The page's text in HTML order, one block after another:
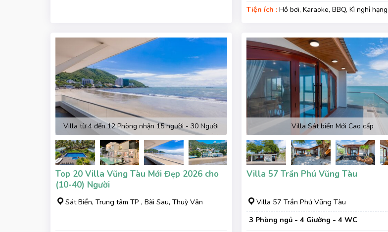
Tiện ích :Hồ bơi, Karaoke, BBQ, Kì nghỉ
Villa từ 4 đến 12 Phòng nhận 15 người - 30 Người
Top 20 Villa Vũng Tàu Mới Đẹp 2026 cho
(10-40) Người
Sát Biển, Trung tâm TP , Bãi Sau, Thuỳ Vân
Villa Sát biển Mới Cao cấp
Villa 57 Trần Phú Vũng Tàu
Villa 57 Trần Phú Vũng Tàu
3 Phòng ngủ - 4 Giường - 4 WC